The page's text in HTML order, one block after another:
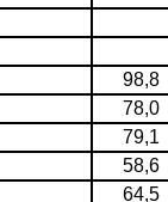
98,8
78,0
79,1
58,6
64,5